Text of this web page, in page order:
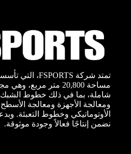
مساحة 20,800 متر
شاملة، بما في ذلك خطوط
ومعالجة الأجهزة ومعالجة
نضمن إنتاجًا فعالاً وجودة موثوقة.